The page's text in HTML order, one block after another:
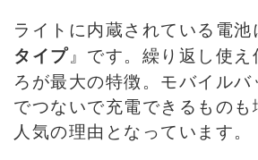
ライトに内蔵されている電池
タイプ』です。繰り返し使え
ろが最大の特徴。モバイル
でつないで充電できるものも
人気の理由となっています。